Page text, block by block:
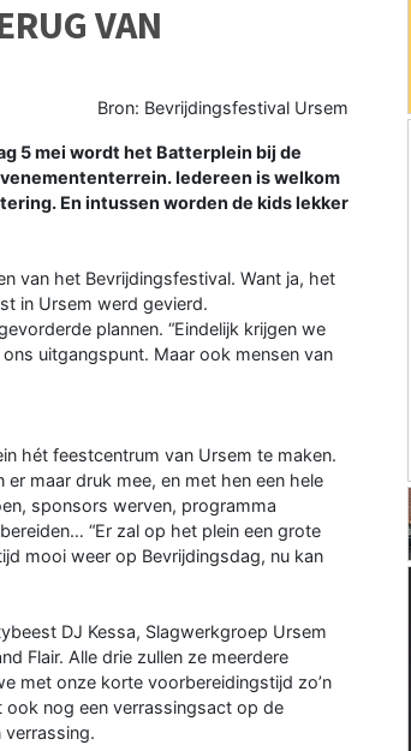
VAN
Bron: Bevrijdingsfestival Ursem
5 mei wordt het Batterplein bij de
Iedereen is welkom
En intussen worden de kids lekker
van het Bevrijdingsfestival. Want ja, het
in Ursem werd gevierd.
plannen. “Eindelijk krijgen we
uitgangspunt. Maar ook mensen van
hét feestcentrum van Ursem te maken.
maar druk mee, en met hen een hele
sponsors werven, programma
“Er zal op het plein een grote
mooi weer op Bevrijdingsdag, nu kan
DJ Kessa, Slagwerkgroep Ursem
Flair. Alle drie zullen ze meerdere
met onze korte voorbereidingstijd zo’n
ook nog een verrassingsact op de